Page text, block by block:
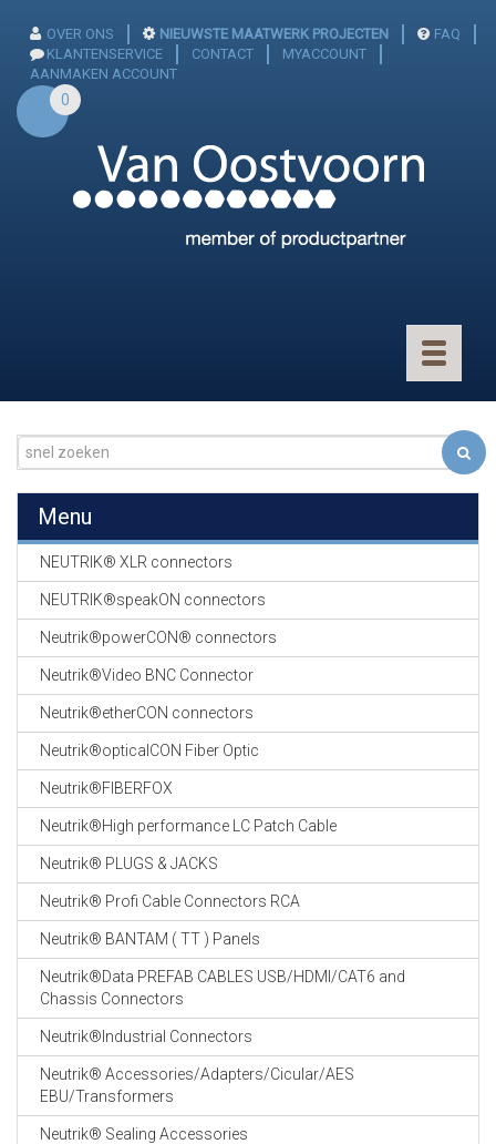
OVER ONS NIEUWSTE MAATWERK PROJECTEN
FAQ
KLANTENSERVICE
CONTACT
MYACCOUNT
AANMAKEN ACCOUNT
0
Toggle
GEVLOCHTEN KOUS
EN
KRIMP KOUS
KOPER KABEL
OP ROL
OCC OPTICAL
FIBER CABLE
GE-ASSEMBLEERDE
19" RACKS
EN
TOEBEHOREN
CABLE EQUIPEMENTS
Menu
NEUTRIK® XLR connectors
NEUTRIK®speakON connectors
Neutrik®powerCON® connectors
Neutrik®Video BNC Connector
Neutrik®etherCON connectors
Neutrik®opticalCON Fiber Optic
Neutrik®FIBERFOX
Neutrik®High performance LC Patch Cable
Neutrik® PLUGS & JACKS
Neutrik® Profi Cable Connectors RCA
Neutrik® BANTAM ( TT ) Panels
Neutrik®Data PREFAB CABLES USB/HDMI/CAT6 and
Chassis Connectors
Neutrik®Industrial Connectors
Neutrik® Accessories/Adapters/Cicular/AES
EBU/Transformers
Neutrik® Sealing Accessories